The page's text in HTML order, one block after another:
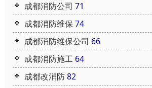
成都消防公司 71
成都消防维保 74
成都消防维保公司 66
成都消防施工 64
成都改消防82